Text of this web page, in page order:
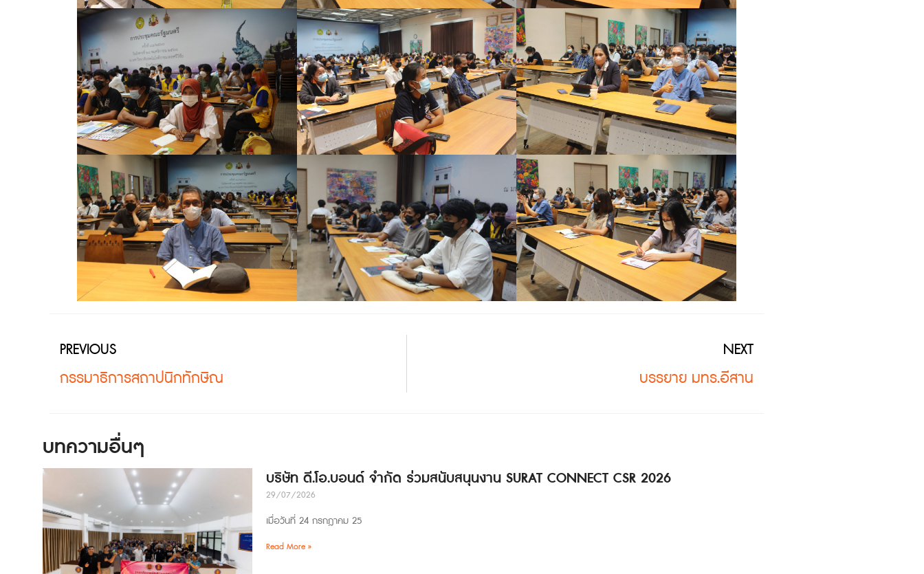
PREVIOUS
กรรมาธิการสถาปนิกทักษิณ
NEXT
บรรยาย มทร.อีสาน
บทความอื่นๆ
บริษัท ดี.โอ.บอนด์ จำกัด ร่วมสนับสนุนงาน SURAT CONNECT CSR 2026
29/07/2026
เมื่อวันที่ 24 กรกฎาคม 25
Read More »